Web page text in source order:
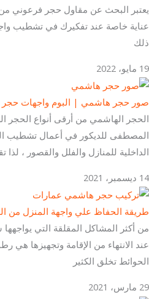
يعتبر البحث عن مقاول حجر فرعوني من
عناية خاصة عند تفكيرك في تشطيب
ذلك
19 مايو، 2022
صور حجر هاشمي | البوم واجهات
الحجر الهاشمي من أرقى أنواع
المصطفى للديكور في أعمال تشطيب
الداخلية للمنازل والفلل والقصور ، لذا
14 ديسمبر، 2021
طريقة الحفاظ علي واجهة المنزل من
من أكثر المشاكل المقلقة التي يواجهها
عند الانتهاء من الإقامة وتجهيزها هي
الحوائط تخلق الكثير
29 مارس، 2021